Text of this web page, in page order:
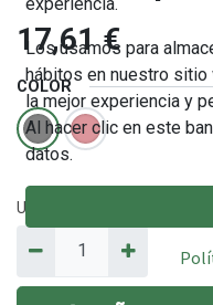
17,61€
COLOR
Unidades en metros.
Los usamos para
hábitos en nuestro sitio
la mejor experiencia y
Al hacer clic en este
datos.